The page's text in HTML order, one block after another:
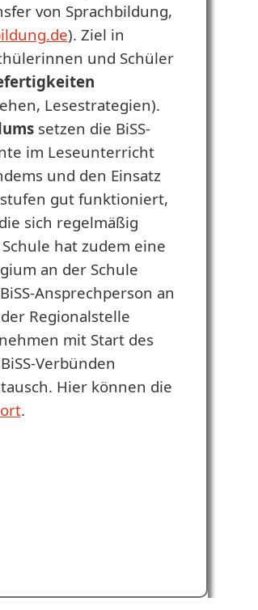
von Sprachbildung,
). Ziel in
und Schüler
Lesestrategien).
setzen die BiSS-
im Leseunterricht
und den Einsatz
gut funktioniert,
sich regelmäßig
hat zudem eine
an der Schule
Ansprechperson an
Regionalstelle
mit Start des
Verbünden
Hier können die
.